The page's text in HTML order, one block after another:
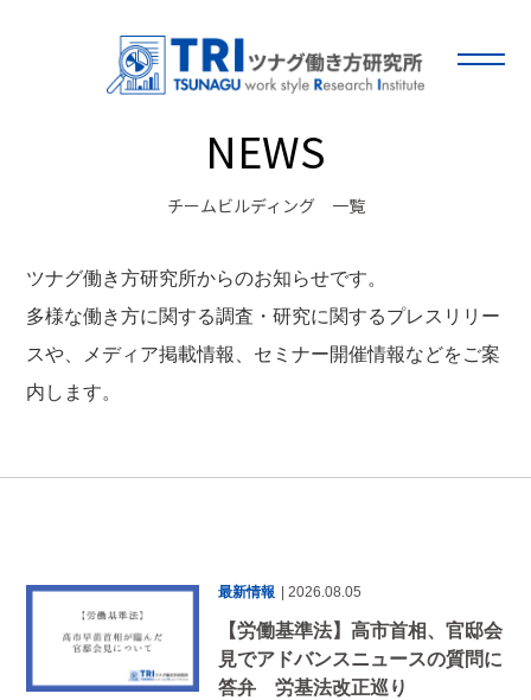
NEWS
チームビルディング 一覧
ツナグ働き方研究所からのお知らせです。
多様な働き方に関する調査・研究に関するプレスリリー
スや、メディア掲載情報、セミナー開催情報などをご案
内します。
最新情報 | 2026.08.05
【労働基準法】高市首相、官邸会
見でアドバンスニュースの質問に
答弁 労基法改正巡り